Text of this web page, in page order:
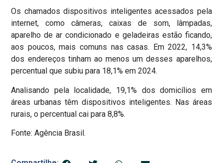
Os chamados dispositivos inteligentes acessados pela
internet, como câmeras, caixas de som, lâmpadas,
aparelho de ar condicionado e geladeiras estão ficando,
aos poucos, mais comuns nas casas. Em 2022, 14,3%
dos endereços tinham ao menos um desses aparelhos,
percentual que subiu para 18,1% em 2024.
Analisando pela localidade, 19,1% dos domicílios em
áreas urbanas têm dispositivos inteligentes. Nas áreas
rurais, o percentual cai para 8,8%.
Fonte: Agência Brasil.